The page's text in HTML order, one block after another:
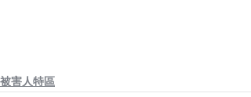
被害人特區